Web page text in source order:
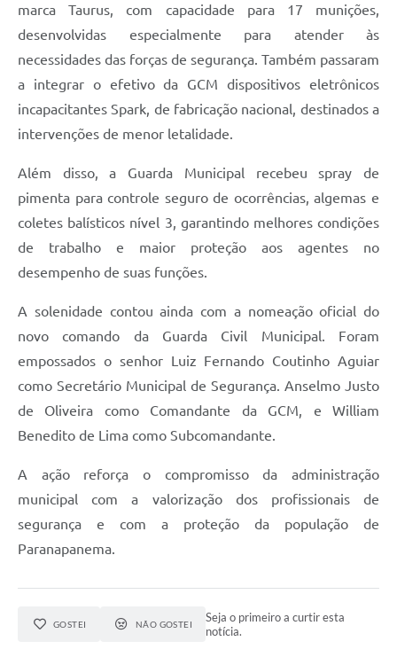
marca Taurus, com capacidade para 17 munições,
desenvolvidas especialmente para atender às
necessidades das forças de segurança. Também passaram
a integrar o efetivo da GCM dispositivos eletrônicos
incapacitantes Spark, de fabricação nacional, destinados a
intervenções de menor letalidade.
Além disso, a Guarda Municipal recebeu spray de
pimenta para controle seguro de ocorrências, algemas e
coletes balísticos nível 3, garantindo melhores condições
de trabalho e maior proteção aos agentes no
desempenho de suas funções.
A solenidade contou ainda com a nomeação oficial do
novo comando da Guarda Civil Municipal. Foram
empossados o senhor Luiz Fernando Coutinho Aguiar
como Secretário Municipal de Segurança. Anselmo Justo
de Oliveira como Comandante da GCM, e William
Benedito de Lima como Subcomandante.
A ação reforça o compromisso da administração
municipal com a valorização dos profissionais de
segurança e com a proteção da população de
Paranapanema.
GOSTEI NÃO GOSTEI
Seja o primeiro a curtir esta
notícia.